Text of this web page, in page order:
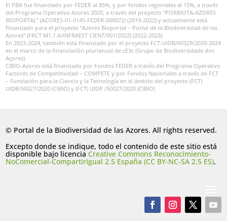
El PBA fue financiado por FEDER al 85%, y por fondos regionales al 15%, a través
del Programa Operativo Azores 2020, a través del proyecto “PORBIOTA-AZORES
BIOPORTAL” (ACORES-01-0145-FEDER-000072) (2019-2022) y actualmente está
financiado para el proyecto “Azores Bioportal – Portal de la Biodiversidad de las
Azores” (FRCT M1.1.A/INFRAEST CIENT/001/2022) (2022-2023).
En 2023-2024, también está financiado por el proyecto FCT-UIDB/00329/2020-2024
en el marco de la financiación plurianual de cE3c (Grupo da Biodiversidade dos
Açores).
CIBIO-Azores está financiado por Fondos FEDER a través del Programa Operativo
Factores de Competitividad – COMPETE y por Fondos Nacionales a través de FCT
– Fundación para la Ciencia y la Tecnología en el ámbito del proyecto (FCT)
UIDB/50027/2020 (CIBIO) y (FCT) UIDP /50027/2020 (CIBIO)
© Portal de la Biodiversidad de las Azores. All rights reserved.
Excepto donde se indique, todo el contenido de este sitio está
disponible bajo licenciaCreative Commons Reconocimiento-
NoComercial-CompartirIgual 2.5 España (CC BY-NC-SA 2.5 ES).